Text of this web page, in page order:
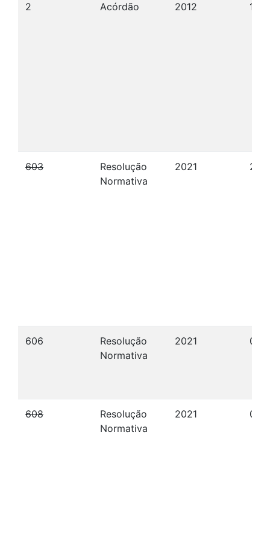
2 Acórdão 2012 17/
603
Resolução
Normativa
2021 20/
606
Resolução
Normativa
2021 06/
608
Resolução
Normativa
2021 07/